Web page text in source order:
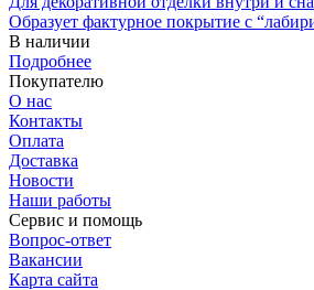
Образует фактурное покрытие с
В наличии
Подробнее
Покупателю
О нас
Контакты
Оплата
Доставка
Новости
Наши работы
Сервис и помощь
Вопрос-ответ
Вакансии
Карта сайта